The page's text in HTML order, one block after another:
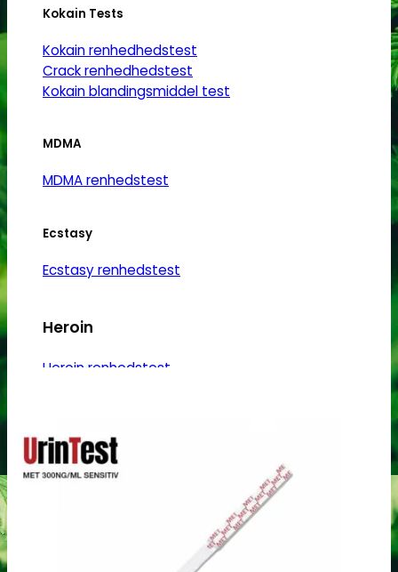
Kokain Tests
Kokain renhedhedstest
Crack renhedhedstest
Kokain blandingsmiddel test
MDMA
MDMA renhedstest
Ecstasy
Ecstasy renhedstest
Heroin
Heroin renhedstest
Badesalte renhedstest